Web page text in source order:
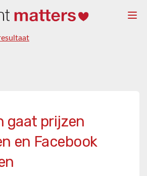
gaat prijzen
en Facebook